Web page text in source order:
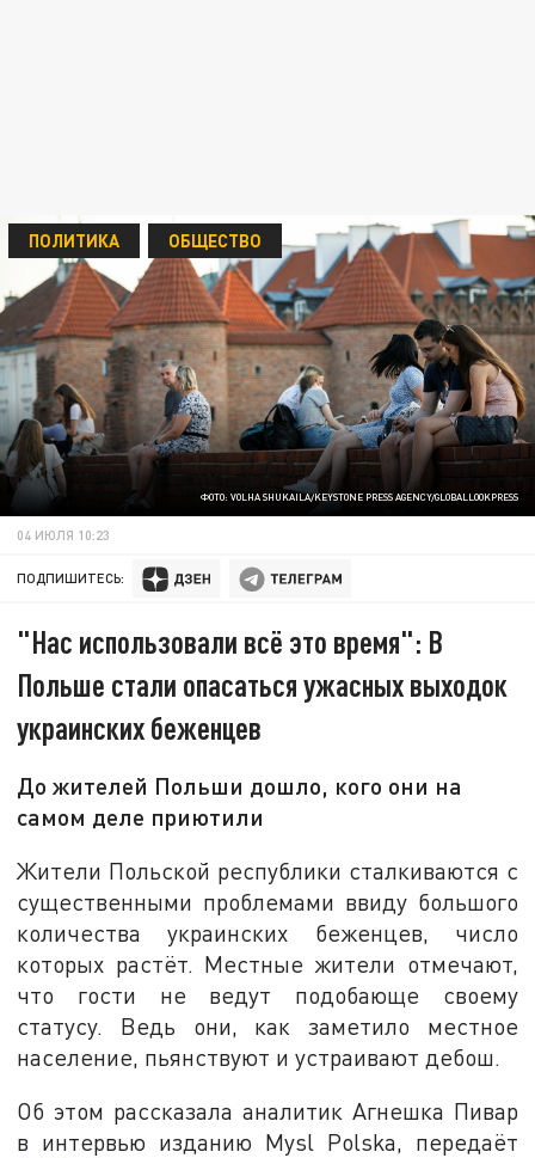
ФОТО: VOLHA SHUKAILA/KEYSTONE PRESS AGENCY/GLOBALLOOKPRESS
ПОЛИТИКА ОБЩЕСТВО
04 ИЮЛЯ 10:23
ПОДПИШИТЕСЬ:
"Нас использовали всё это время": В
Польше стали опасаться ужасных выходок
украинских беженцев
До жителей Польши дошло, кого они на
самом деле приютили
Жители Польской республики сталкиваются с
существенными проблемами ввиду большого
количества украинских беженцев, число
которых растёт. Местные жители отмечают,
что гости не ведут подобающе своему
статусу. Ведь они, как заметило местное
население, пьянствуют и устраивают дебош.
Об этом рассказала аналитик Агнешка Пивар
в интервью изданию Mysl Polska, передаёт